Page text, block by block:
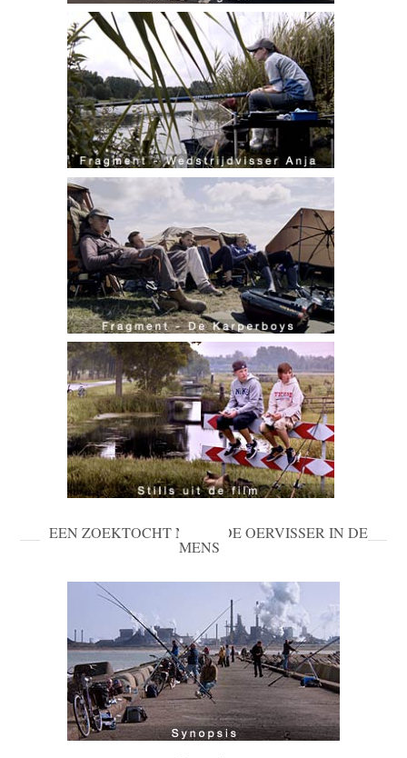
Wedstrijdvisser Anja
De Karperboys
Stills uit de film
EEN ZOEKTOCHT NAAR DE OERVISSER IN DE
MENS